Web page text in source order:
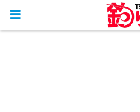
ホーム 釣行リポート